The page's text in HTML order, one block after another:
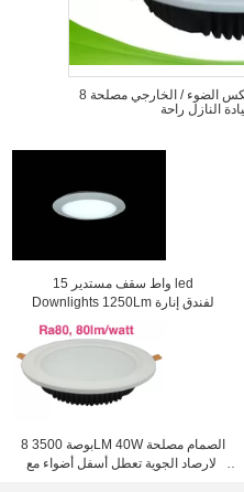
8 بوصة 30 وات أدى راحة النازل عكس الضوء / الخارجي مصلحة
النازل راحة
15 واط سقف مستدير led
Downlights 1250Lm لفندق إنارة
8 بوصة 3500LM 40W الصمام مصلحة
الارصاد الجوية تعطل أسفل أضواء مع